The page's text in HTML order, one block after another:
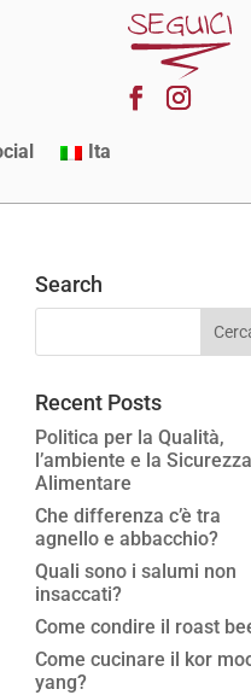
Ita
Search
Recent Posts
Politica per la Qualità,
l’ambiente e la Sicurezza
Alimentare
Che differenza c’è tra
agnello e abbacchio?
Quali sono i salumi non
insaccati?
Come condire il roast
Come cucinare il kor
yang?